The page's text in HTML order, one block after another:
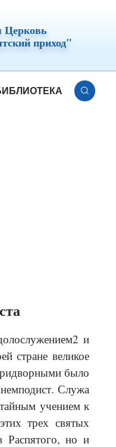
Церковь
приход"
и
стране великое
было
Служа
учением к
трех святых
Распятого, но и